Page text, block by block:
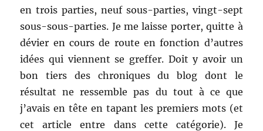
en trois parties, neuf sous-parties, vingt-sept
sous-sous-parties. Je me laisse porter, quitte à
dévier en cours de route en fonction d’autres
idées qui viennent se greffer. Doit y avoir un
bon tiers des chroniques du blog dont le
résultat ne ressemble pas du tout à ce que
j’avais en tête en tapant les premiers mots (et
cet article entre dans cette catégorie). Je